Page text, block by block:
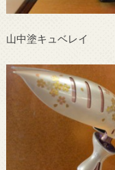
山中塗キュベレイ